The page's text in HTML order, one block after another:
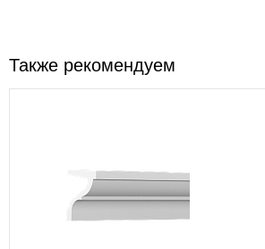
Также рекомендуем